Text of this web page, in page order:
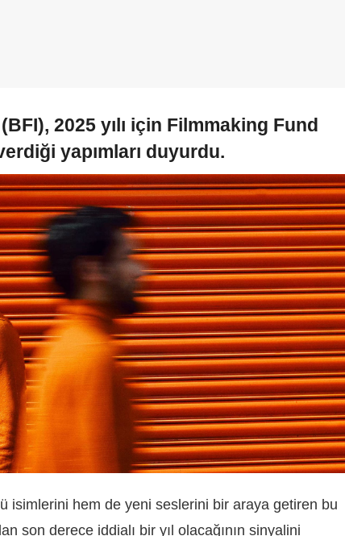
(BFI), 2025 yılı için Filmmaking Fund
yapımları duyurdu.
isimlerini hem de yeni seslerini bir araya getiren bu
son derece iddialı bir yıl olacağının sinyalini